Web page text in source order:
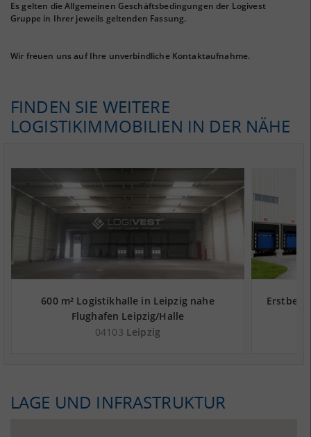
Es gelten die Allgemeinen Geschäftsbedingungen der Logivest
Gruppe in Ihrer jeweils geltenden Fassung.
Wir freuen uns auf Ihre unverbindliche Kontaktaufnahme.
FINDEN SIE WEITERE
LOGISTIKIMMOBILIEN IN DER NÄHE
600 m² Logistikhalle in Leipzig nahe
Flughafen Leipzig/Halle
04103 Leipzig
LAGE UND INFRASTRUKTUR